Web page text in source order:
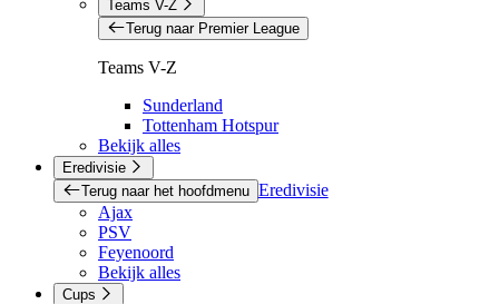
Teams V-Z
Terug naar Premier League
Teams V-Z
Sunderland
Tottenham Hotspur
Bekijk alles
Eredivisie
Terug naar het hoofdmenu Eredivisie
Ajax
PSV
Feyenoord
Bekijk alles
Cups